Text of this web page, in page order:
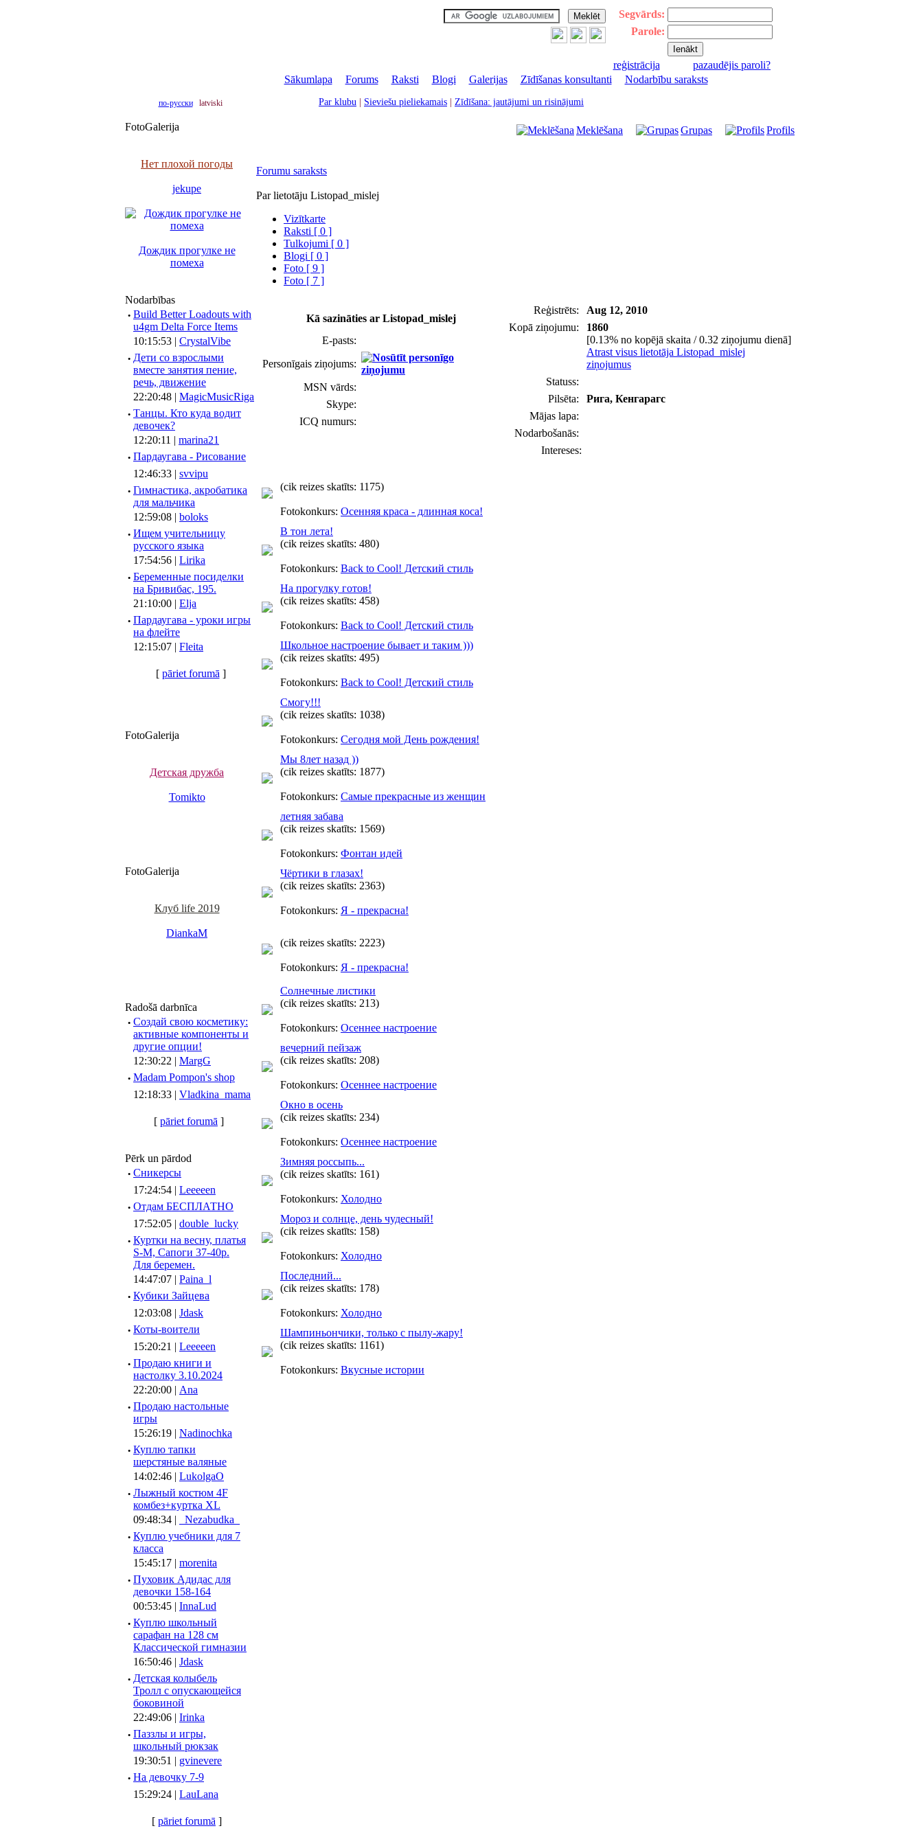
Segvārds:
Parole:
reģistrācija
pazaudējis paroli?
Sākumlapa
Forums| Raksti Blogi Galerijas| Zīdīšanas konsultanti Nodarbību saraksts
по-русски latviski Par klubu Sieviešu pieliekamais Zīdīšana: jautājumi un risinājumi
FotoGalerija
Нет плохой погоды
jekupe
Дождик прогулке не
помеха
Nodarbības
· Build Better Loadouts with
u4gm Delta Force Items
10:15:53 | CrystalVibe
· Дети со взрослыми
вместе занятия пение,
речь, движение
22:20:48 | MagicMusicRiga
· Танцы. Кто куда водит
девочек?
12:20:11 | marina21
· Пардаугава - Рисование
12:46:33 | svvipu
· Гимнастика, акробатика
для мальчика
12:59:08 | boloks
· Ищем учительницу
русского языка
17:54:56 | Lirika
· Беременные посиделки
на Бривибас, 195.
21:10:00 | Elja
· Пардаугава - уроки игры
на флейте
12:15:07 | Fleita
[ pāriet forumā ]
FotoGalerija
Детская дружба
Tomikto
FotoGalerija
Клуб life 2019
DiankaM
Radošā darbnīca
· Создай свою косметику:
активные компоненты и
другие опции!
12:30:22 | MargG
· Madam Pompon's shop
12:18:33 | Vladkina_mama
[ pāriet forumā ]
Pērk un pārdod
· Сникерсы
17:24:54 | Leeeeen
· Отдам БЕСПЛАТНО
17:52:05 | double_lucky
· Куртки на весну, платья
S-M, Сапоги 37-40р.
Для беремен.
14:47:07 | Paina_l
· Кубики Зайцева
12:03:08 | Jdask
· Коты-воители
15:20:21 | Leeeeen
· Продаю книги и
настолку 3.10.2024
22:20:00 | Ana
· Продаю настольные
игры
15:26:19 | Nadinochka
· Куплю тапки
шерстяные валяные
14:02:46 | LukolgaO
· Лыжный костюм 4F
комбез+куртка XL
09:48:34 |
_Nezabudka_
· Куплю учебники для 7
класса
15:45:17 | morenita
· Пуховик Адидас для
девочки 158-164
00:53:45 | InnaLud
· Куплю школьный
сарафан на 128 см
Классической гимназии
16:50:46 | Jdask
· Детская колыбель
Тролл с опускающейся
боковиной
22:49:06 | Irinka
· Паззлы и игры,
школьный рюкзак
19:30:51 | gvinevere
· Hа девочку 7-9
15:29:24 | LauLana
[ pāriet forumā ]
Meklēšana Grupas Profils
Forumu saraksts
Par lietotāju Listopad_mislej
Vizītkarte
Raksti [ 0 ]
Tulkojumi [ 0 ]
Blogi [ 0 ]
Foto [ 9 ]
Foto [ 7 ]
Reģistrēts:
Aug 12, 2010
Kopā ziņojumu:
1860
[0.13% no kopējā skaita / 0.32 ziņojumu dienā]
Atrast visus lietotāja Listopad_mislej
ziņojumus
Statuss:
Pilsēta:
Рига, Кенгарагс
Mājas lapa:
Nodarbošanās:
Intereses:
Kā sazināties ar Listopad_mislej
E-pasts:
Personīgais ziņojums:
MSN vārds:
Skype:
ICQ numurs:
(cik reizes skatīts: 1175)
Fotokonkurs: Осенняя краса - длинная коса!
В тон лета!
(cik reizes skatīts: 480)
Fotokonkurs: Back to Cool! Детский стиль
На прогулку готов!
(cik reizes skatīts: 458)
Fotokonkurs: Back to Cool! Детский стиль
Школьное настроение бывает и таким )))
(cik reizes skatīts: 495)
Fotokonkurs: Back to Cool! Детский стиль
Смогу!!!
(cik reizes skatīts: 1038)
Fotokonkurs: Сегодня мой День рождения!
Мы 8лет назад ))
(cik reizes skatīts: 1877)
Fotokonkurs: Самые прекрасные из женщин
летняя забава
(cik reizes skatīts: 1569)
Fotokonkurs: Фонтан идей
Чёртики в глазах!
(cik reizes skatīts: 2363)
Fotokonkurs: Я - прекрасна!
(cik reizes skatīts: 2223)
Fotokonkurs: Я - прекрасна!
Солнечные листики
(cik reizes skatīts: 213)
Fotokonkurs: Осеннее настроение
вечерний пейзаж
(cik reizes skatīts: 208)
Fotokonkurs: Осеннее настроение
Окно в осень
(cik reizes skatīts: 234)
Fotokonkurs: Осеннее настроение
Зимняя россыпь...
(cik reizes skatīts: 161)
Fotokonkurs: Холодно
Мороз и солнце, день чудесный!
(cik reizes skatīts: 158)
Fotokonkurs: Холодно
Последний...
(cik reizes skatīts: 178)
Fotokonkurs: Холодно
Шампиньончики, только с пылу-жару!
(cik reizes skatīts: 1161)
Fotokonkurs: Вкусные истории